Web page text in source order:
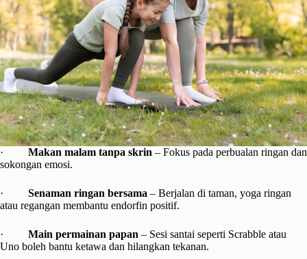
· Makan malam tanpa skrin – Fokus pada perbualan ringan dan
sokongan emosi.
· Senaman ringan bersama – Berjalan di taman, yoga ringan
atau regangan membantu endorfin positif.
· Main permainan papan – Sesi santai seperti Scrabble atau
Uno boleh bantu ketawa dan hilangkan tekanan.